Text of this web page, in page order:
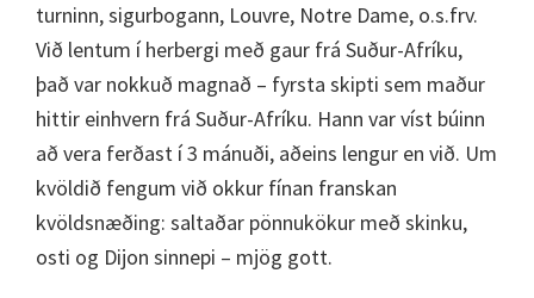
turninn, sigurbogann, Louvre, Notre Dame, o.s.frv.
Við lentum í herbergi með gaur frá Suður-Afríku,
það var nokkuð magnað – fyrsta skipti sem maður
hittir einhvern frá Suður-Afríku. Hann var víst búinn
að vera ferðast í 3 mánuði, aðeins lengur en við. Um
kvöldið fengum við okkur fínan franskan
kvöldsnæðing: saltaðar pönnukökur með skinku,
osti og Dijon sinnepi – mjög gott.